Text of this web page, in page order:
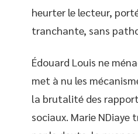
heurter le lecteur,
tranchante, sans
Édouard Louis ne
met à nu les
la brutalité des
sociaux. Marie NDiaye